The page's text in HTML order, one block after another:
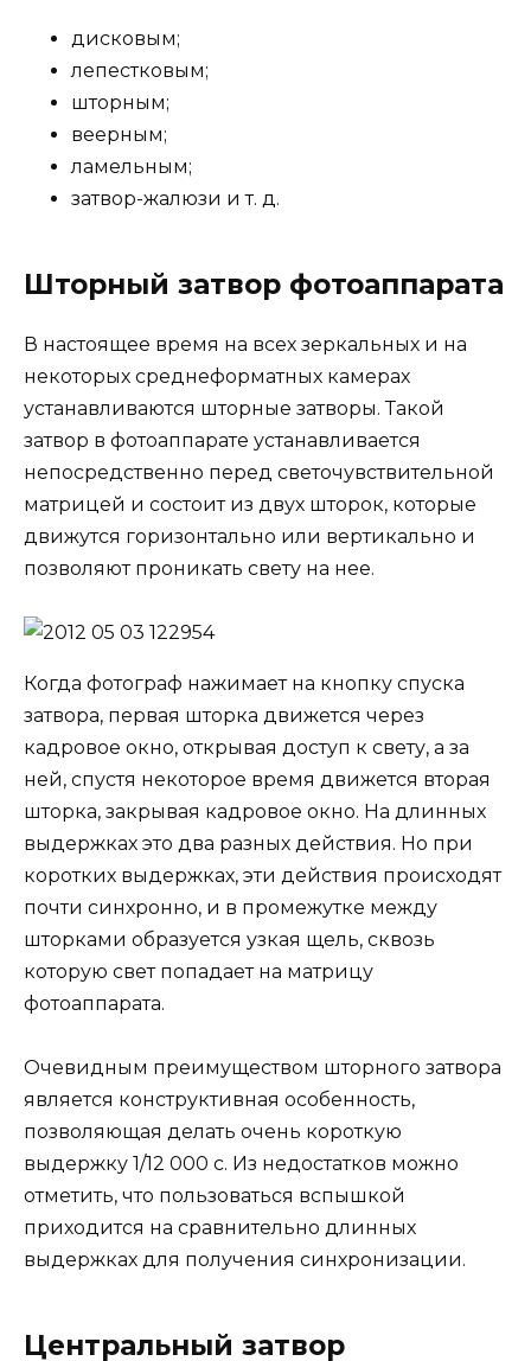
дисковым;
лепестковым;
шторным;
веерным;
ламельным;
затвор-жалюзи и т. д.
Шторный затвор фотоаппарата
В настоящее время на всех зеркальных и на
некоторых среднеформатных камерах
устанавливаются шторные затворы. Такой
затвор в фотоаппарате устанавливается
непосредственно перед светочувствительной
матрицей и состоит из двух шторок, которые
движутся горизонтально или вертикально и
позволяют проникать свету на нее.
Когда фотограф нажимает на кнопку спуска
затвора, первая шторка движется через
кадровое окно, открывая доступ к свету, а за
ней, спустя некоторое время движется вторая
шторка, закрывая кадровое окно. На длинных
выдержках это два разных действия. Но при
коротких выдержках, эти действия происходят
почти синхронно, и в промежутке между
шторками образуется узкая щель, сквозь
которую свет попадает на матрицу
фотоаппарата.
Очевидным преимуществом шторного затвора
является конструктивная особенность,
позволяющая делать очень короткую
выдержку 1/12 000 с. Из недостатков можно
отметить, что пользоваться вспышкой
приходится на сравнительно длинных
выдержках для получения синхронизации.
Центральный затвор